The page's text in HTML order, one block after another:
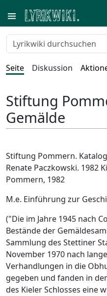
Seite Diskussion
Stiftung
Gemälde
Stiftung Pommern.
Renate Paczkowski. 1982
Pommern, 1982
M.e. Einführung zur
("Die im Jahre 1945 nach
Bestände der
Sammlung des Stettiner
November 1970 nach
Verhandlungen in die
gegeben und fanden in
des Kieler Schlosses eine